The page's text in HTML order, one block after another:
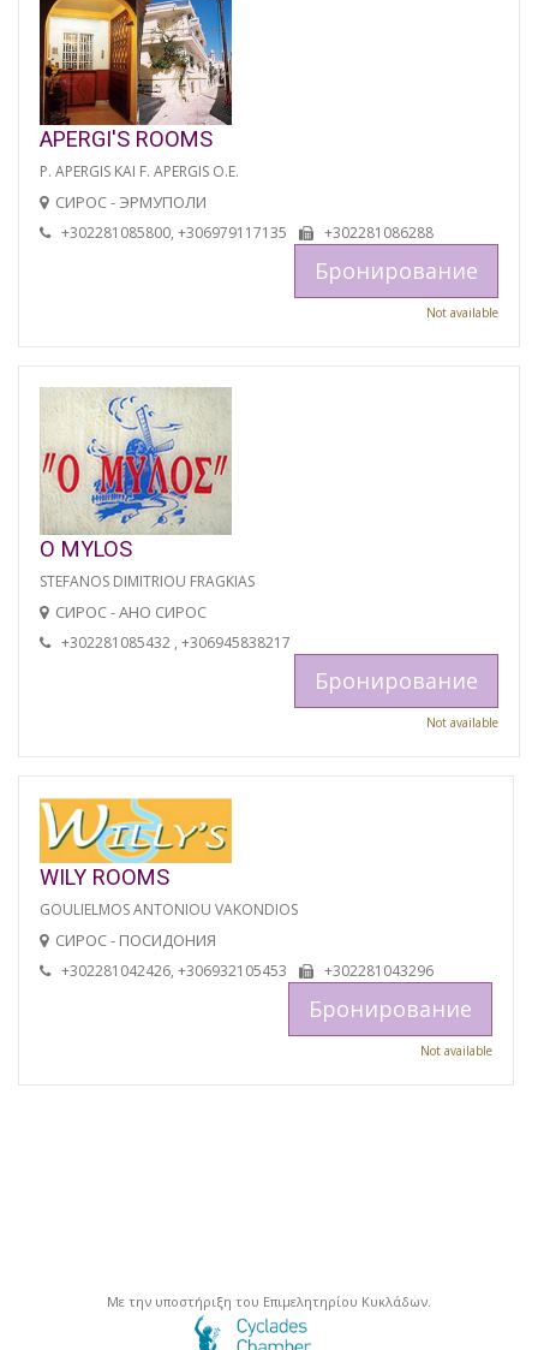
APERGI'S ROOMS
P. APERGIS KAI F. APERGIS O.E.
СИРОС - ЭРМУПОЛИ
+302281085800, +306979117135 +302281086288
Бронирование
Not available
O MYLOS
STEFANOS DIMITRIOU FRAGKIAS
СИРОС - АНО СИРОС
+302281085432 , +306945838217
Бронирование
Not available
WILY ROOMS
GOULIELMOS ANTONIOU VAKONDIOS
СИРОС - ПОСИДОНИЯ
+302281042426, +306932105453 +302281043296
Бронирование
Not available
Με την υποστήριξη του Επιμελητηρίου Κυκλάδων.